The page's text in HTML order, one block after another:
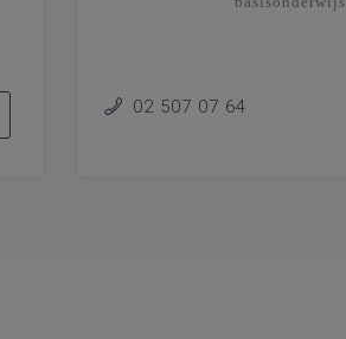
02 507 07 64